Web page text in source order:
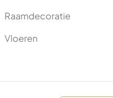
Raamdecoratie
Vloeren